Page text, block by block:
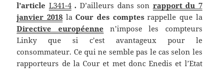
l’article L341-4 . D’ailleurs dans son rapport du 7
janvier 2018 laCour des comptesrappelle que la
Directive européenne n’impose les compteurs
Linky que si c’est avantageux pour le
consommateur. Ce qui ne semble pas le cas selon les
rapporteurs de la Cour et met donc Enedis et l’Etat